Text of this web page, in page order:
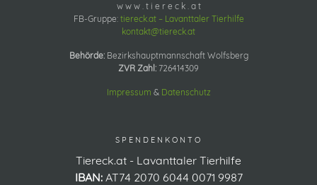
w w w . t i e r e c k . a t
FB-Gruppe: tiereck.at – Lavanttaler Tierhilfe
kontakt@tiereck.at
Behörde:Bezirkshauptmannschaft Wolfsberg
ZVR Zahl: 726414309
Impressum & Datenschutz
SPENDENKONTO
Tiereck.at - Lavanttaler Tierhilfe
IBAN:AT74 2070 6044 0071 9987